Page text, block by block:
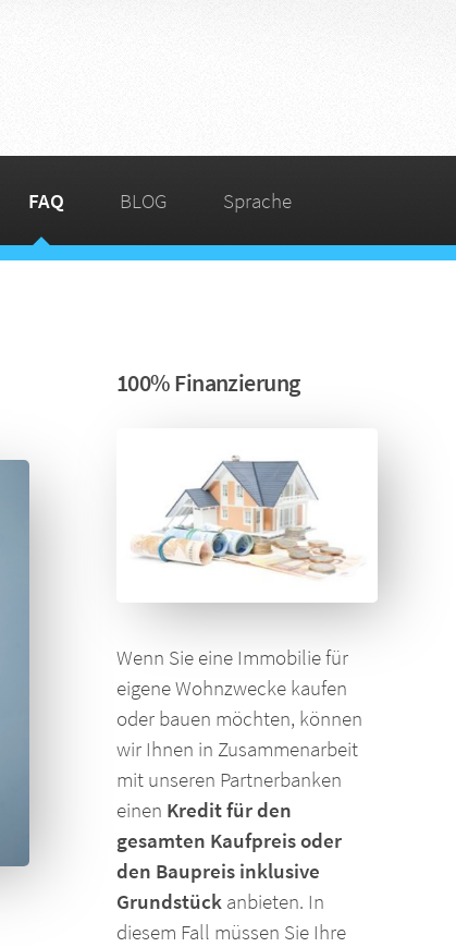
FAQ BLOG Sprache
100% Finanzierung
Wenn Sie eine Immobilie für
eigene Wohnzwecke kaufen
oder bauen möchten, können
wir Ihnen in Zusammenarbeit
mit unseren Partnerbanken
einen Kredit für den
gesamten Kaufpreis oder
den Baupreis inklusive
Grundstück anbieten. In
diesem Fall müssen Sie Ihre